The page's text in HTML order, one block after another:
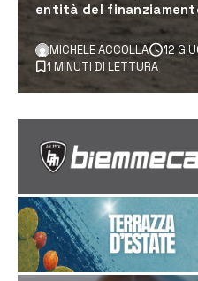
entità del
MICHELE ACCOLLA 12
1 MINUTI DI LETTURA